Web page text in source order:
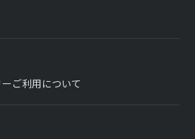
ご利用について